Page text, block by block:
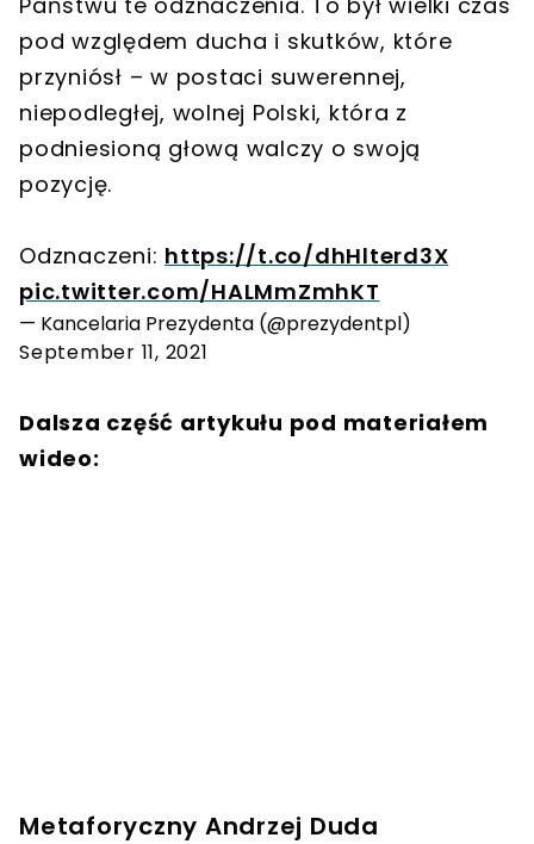
pod względem ducha i skutków, które
przyniósł – w postaci suwerennej,
niepodległej, wolnej Polski, która z
podniesioną głową walczy o swoją
pozycję.
Odznaczeni: https://t.co/dhHlterd3X
pic.twitter.com/HALMmZmhKT
— Kancelaria Prezydenta (@prezydentpl)
September 11, 2021
Dalsza część artykułu pod materiałem
wideo:
Metaforyczny Andrzej Duda